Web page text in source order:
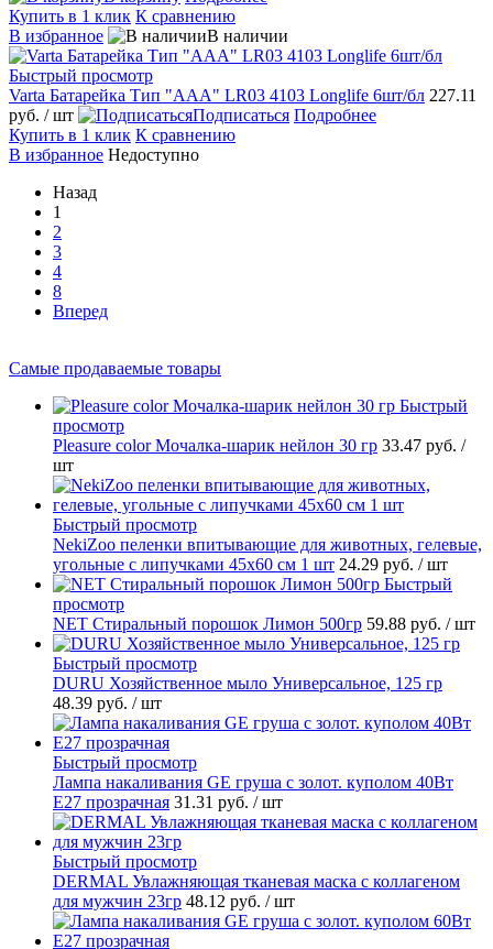
Купить в 1 клик К сравнению
В избранное
В наличии
Быстрый просмотр
Varta Батарейка Тип "AAA" LR03 4103 Longlife 6шт/бл 227.11
руб. / шт Подписаться Подробнее
Купить в 1 клик К сравнению
В избранное Недоступно
Назад
1
2
3
4
8
Вперед
Самые продаваемые товары
Быстрый
просмотр
Pleasure сolor Мочалка-шарик нейлон 30 гр 33.47 руб. /
шт
Быстрый просмотр
NekiZoo пеленки впитывающие для животных, гелевые,
угольные с липучками 45х60 см 1 шт 24.29 руб. / шт
Быстрый
просмотр
NET Стиральный порошок Лимон 500гр 59.88 руб. / шт
Быстрый просмотр
DURU Хозяйственное мыло Универсальное, 125 гр
48.39 руб. / шт
Быстрый просмотр
Лампа накаливания GE груша с золот. куполом 40Вт
Е27 прозрачная 31.31 руб. / шт
Быстрый просмотр
DERMAL Увлажняющая тканевая маска с коллагеном
для мужчин 23гр 48.12 руб. / шт